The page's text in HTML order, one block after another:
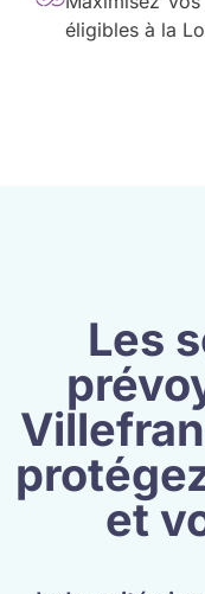
éligibles à la
Les
et